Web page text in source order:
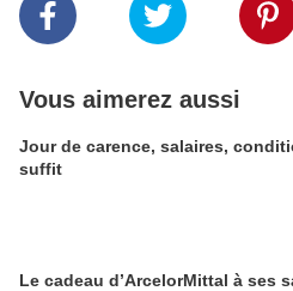
Vous aimerez aussi
Jour de carence, salaires,
suffit
Le cadeau d’ArcelorMittal à ses